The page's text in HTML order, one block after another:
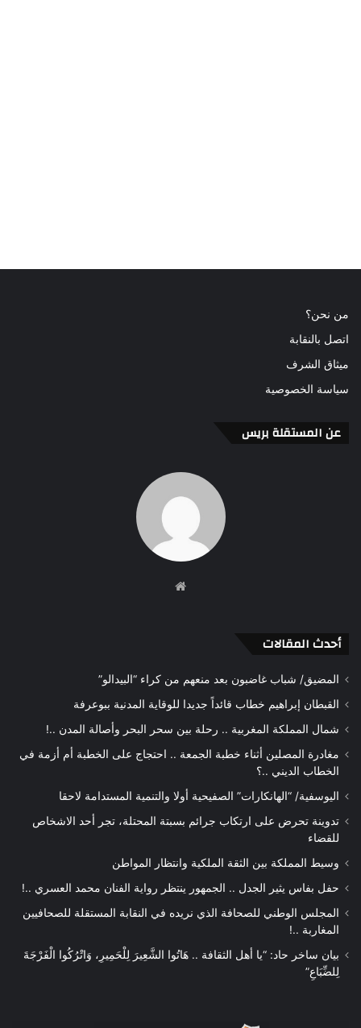
من نحن؟
اتصل بالنقابة
ميثاق الشرف
سياسة الخصوصية
عن المستقلة بريس
أحدث المقالات
المضيق/ شباب غاضبون بعد منعهم من كراء “البيدالو”
القبطان إبراهيم خطاب قائداً جديدا للوقاية المدنية ببوعرفة
شمال المملكة المغربية .. رحلة بين سحر البحر وأصالة المدن ..!
مغادرة المصلين أثناء خطبة الجمعة .. احتجاج على الخطبة أم أزمة في
الخطاب الديني ..؟
اليوسفية/ “الهانكارات” الصفيحية أولا والتنمية المستدامة لاحقا
تدوينة تحرض على ارتكاب جرائم بسبتة المحتلة، تجر أحد الاشخاص
للقضاء
وسيط المملكة بين الثقة الملكية وانتظار المواطن
حفل بفاس يثير الجدل .. الجمهور ينتظر رواية الفنان محمد العسري ..!
المجلس الوطني للصحافة الذي نريده في النقابة المستقلة للصحافيين
المغاربة ..!
بيان ساخر حاد: “يا أهل الثقافة .. هَاتُوا الشَّعِيرَ لِلْحَمِيرِ، وَاتْرُكُوا الْفَرْجَةَ
لِلضِّبَاعِ”